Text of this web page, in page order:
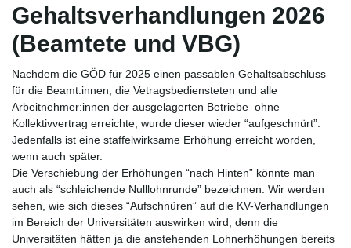
Gehaltsverhandlungen 2026
(Beamtete und VBG)
Nachdem die GÖD für 2025 einen passablen Gehaltsabschluss
für die Beamt:innen, die Vetragsbediensteten und alle
Arbeitnehmer:innen der ausgelagerten Betriebe ohne
Kollektivvertrag erreichte, wurde dieser wieder “aufgeschnürt”.
Jedenfalls ist eine staffelwirksame Erhöhung erreicht worden,
wenn auch später.
Die Verschiebung der Erhöhungen “nach Hinten” könnte man
auch als “schleichende Nulllohnrunde” bezeichnen. Wir werden
sehen, wie sich dieses “Aufschnüren” auf die KV-Verhandlungen
im Bereich der Universitäten auswirken wird, denn die
Universitäten hätten ja die anstehenden Lohnerhöhungen bereits